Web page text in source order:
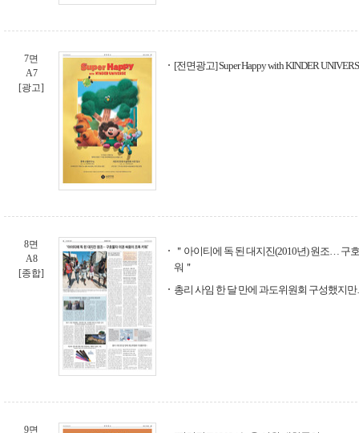
7면
A7
[광고]
[전면광고] Super Happy with KINDER
8면
A8
[종합]
＂아이티에 독 된 대지진(2010년) 원조… 구
워＂
총리 사임 한 달 만에 과도위원회 구성했지
9면